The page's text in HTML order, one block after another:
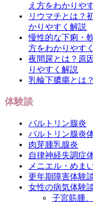
え方をわかりや
リウマチとは？
かりやすく解説
慢性的な下痢・
方をわかりやす
夜間尿とは？原
りやすく解説
乳輪下膿瘍とは
体験談
バルトリン腺炎
バルトリン腺炎
肉芽腫乳腺炎
自律神経失調症
メニエル・めま
更年期障害体験
女性の病気体験
子宮筋腫